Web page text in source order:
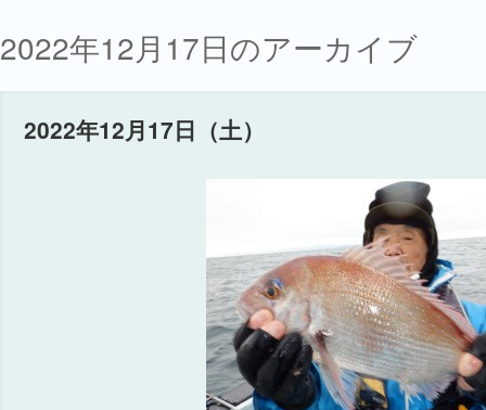
2022年12月17日のアーカイブ
2022年12月17日（土）